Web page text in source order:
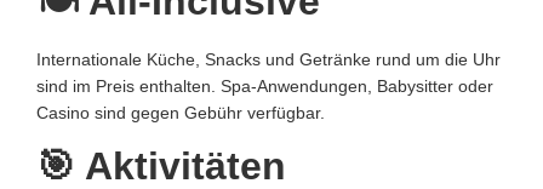
Internationale Küche, Snacks und Getränke rund um die Uhr
sind im Preis enthalten. Spa-Anwendungen, Babysitter oder
Casino sind gegen Gebühr verfügbar.
🎯 Aktivitäten